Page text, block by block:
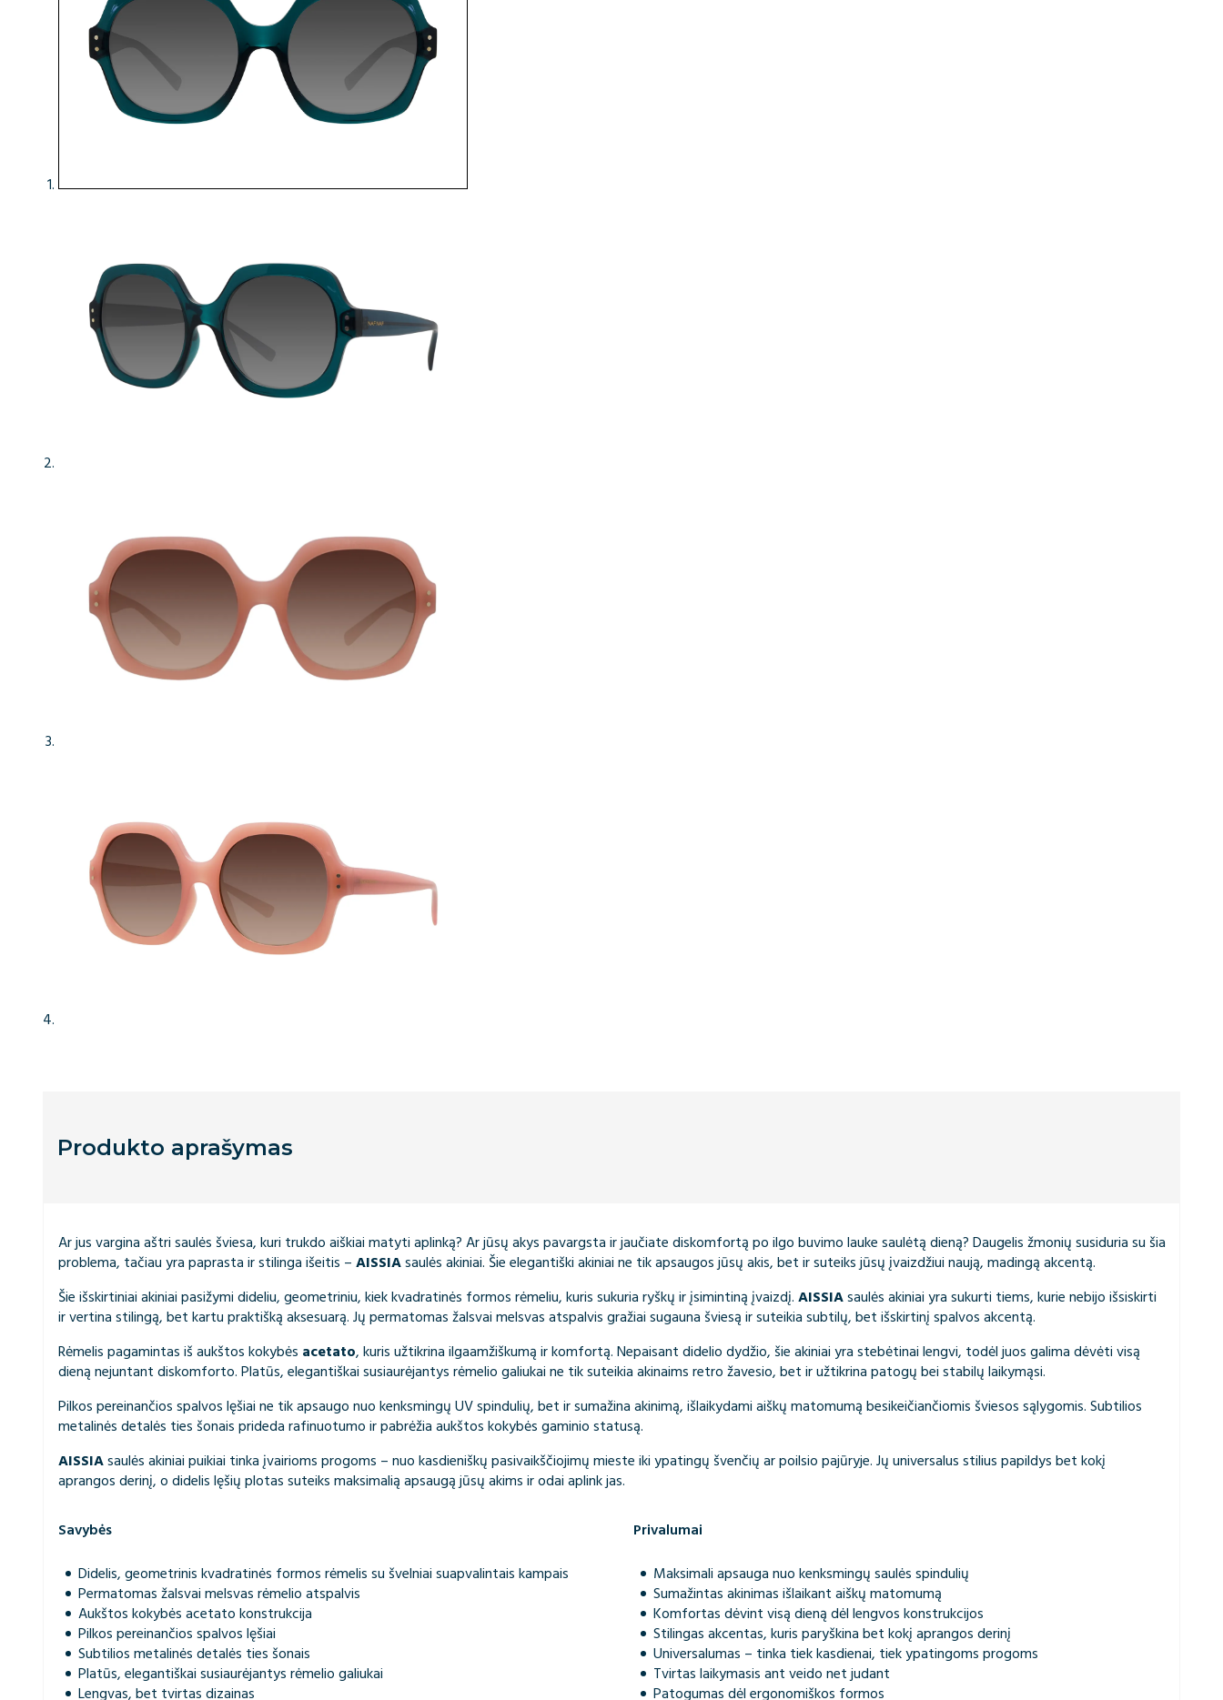
Produkto aprašymas
Ar jus vargina aštri saulės šviesa, kuri trukdo aiškiai matyti aplinką? Ar jūsų akys pavargsta ir jaučiate diskomfortą po ilgo buvimo lauke saulėtą dieną? Daugelis žmonių susiduria su šia
problema, tačiau yra paprasta ir stilinga išeitis –AISSIAsaulės akiniai. Šie elegantiški akiniai ne tik apsaugos jūsų akis, bet ir suteiks jūsų įvaizdžiui naują, madingą akcentą.
Šie išskirtiniai akiniai pasižymi dideliu, geometriniu, kiek kvadratinės formos rėmeliu, kuris sukuria ryškų ir įsimintiną įvaizdį.AISSIAsaulės akiniai yra sukurti tiems, kurie nebijo išsiskirti
ir vertina stilingą, bet kartu praktišką aksesuarą. Jų permatomas žalsvai melsvas atspalvis gražiai sugauna šviesą ir suteikia subtilų, bet išskirtinį spalvos akcentą.
Rėmelis pagamintas iš aukštos kokybės acetato, kuris užtikrina ilgaamžiškumą ir komfortą. Nepaisant didelio dydžio, šie akiniai yra stebėtinai lengvi, todėl juos galima dėvėti visą
dieną nejuntant diskomforto. Platūs, elegantiškai susiaurėjantys rėmelio galiukai ne tik suteikia akinaims retro žavesio, bet ir užtikrina patogų bei stabilų laikymąsi.
Pilkos pereinančios spalvos lęšiai ne tik apsaugo nuo kenksmingų UV spindulių, bet ir sumažina akinimą, išlaikydami aiškų matomumą besikeičiančiomis šviesos sąlygomis. Subtilios
metalinės detalės ties šonais prideda rafinuotumo ir pabrėžia aukštos kokybės gaminio statusą.
AISSIAsaulės akiniai puikiai tinka įvairioms progoms – nuo kasdieniškų pasivaikščiojimų mieste iki ypatingų švenčių ar poilsio pajūryje. Jų universalus stilius papildys bet kokį
aprangos derinį, o didelis lęšių plotas suteiks maksimalią apsaugą jūsų akims ir odai aplink jas.
Savybės
Didelis, geometrinis kvadratinės formos rėmelis su švelniai suapvalintais kampais
Permatomas žalsvai melsvas rėmelio atspalvis
Aukštos kokybės acetato konstrukcija
Pilkos pereinančios spalvos lęšiai
Subtilios metalinės detalės ties šonais
Platūs, elegantiškai susiaurėjantys rėmelio galiukai
Lengvas, bet tvirtas dizainas
Privalumai
Maksimali apsauga nuo kenksmingų saulės spindulių
Sumažintas akinimas išlaikant aiškų matomumą
Komfortas dėvint visą dieną dėl lengvos konstrukcijos
Stilingas akcentas, kuris paryškina bet kokį aprangos derinį
Universalumas – tinka tiek kasdienai, tiek ypatingoms progoms
Tvirtas laikymasis ant veido net judant
Patogumas dėl ergonomiškos formos